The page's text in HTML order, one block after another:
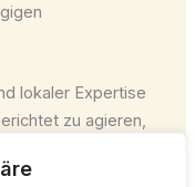
lokaler Expertise
zu agieren,
Region verwurzelt